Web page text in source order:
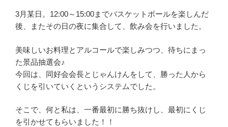
3月某日。12:00～15:00までバスケットボールを楽しんだ
後、またその日の夜に集合して、飲み会を行いました。
美味しいお料理とアルコールで楽しみつつ、待ちにまっ
た景品抽選会♪
今回は、同好会会長とじゃんけんをして、勝った人から
くじを引いていくというシステムでした。
そこで、何と私は、一番最初に勝ち抜けし、最初にくじ
を引かせてもらいました！！